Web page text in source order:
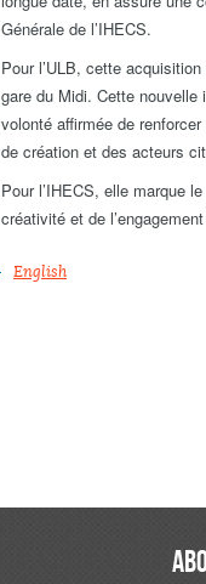
Générale de l’IHECS.
Pour l’ULB, cette
gare du Midi. Cette
volonté affirmée de
de création et des acteurs
Pour l’IHECS, elle marque
créativité et de
English